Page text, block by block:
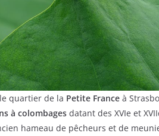
quartier de la Petite France à
à colombages datant des XVIe et
hameau de pêcheurs et de